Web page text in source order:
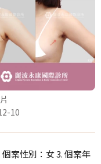
10
案性別：女 3. 個案年